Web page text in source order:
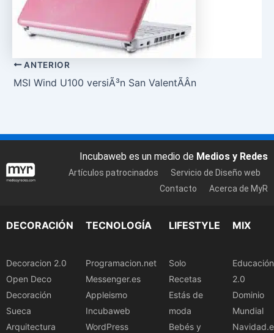
ANTERIOR
MSI Wind U100 versiÃ³n San ValentÃ­Â­n
Incubaweb es un medio de Medios y Redes
Artículos patrocinados
Servicio de Diseño web
Contacto
Acerca de MyR
DECORACIÓN
Decoracion 2.0
Open Deco
Decoración
Sueca
Arquitectura
TECNOLOGÍA
Programacion.net
Messenger.es
Appleismo
Incubaweb
WordPress
LIFESTYLE
Solo
Recetas
Estás de
moda
Bebés y
MIX
Educación
2.0
Dominio
Mundial